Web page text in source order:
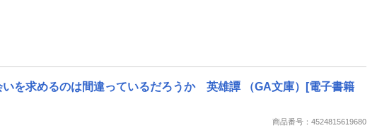
を求めるのは間違っているだろうか 英雄譚 （GA文庫）[電子書籍
商品番号：4524815619680